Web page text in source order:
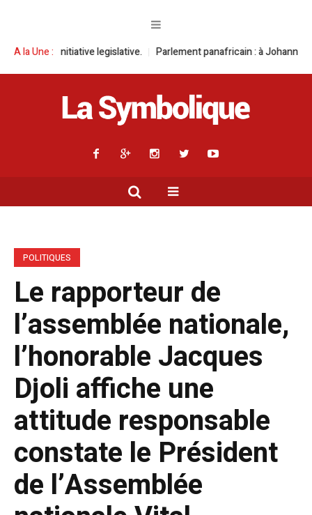
A la Une :
legislative. Parlement panafricain : à Johannesburg, Aimé Boji
POLITIQUES
Le rapporteur de
l’assemblée nationale,
l’honorable Jacques
Djoli affiche une
attitude responsable
constate le Président
de l’Assemblée